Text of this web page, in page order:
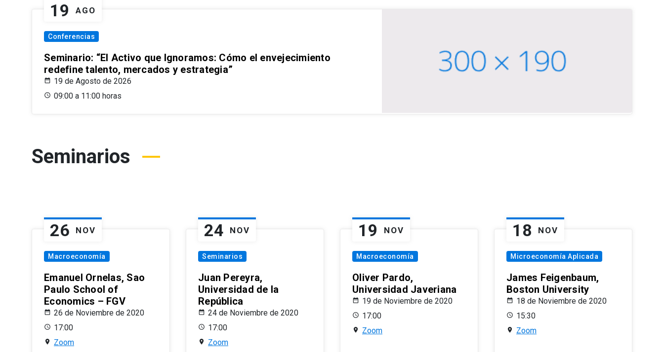
19 AGO
Conferencias
Seminario: “El Activo que Ignoramos: Cómo el envejecimiento
redefine talento, mercados y estrategia”
19 de Agosto de 2026
09:00 a 11:00 horas
Seminarios
26 NOV
Macroeconomía
Emanuel Ornelas, Sao
Paulo School of
Economics – FGV
26 de Noviembre de 2020
17:00
Zoom
24 NOV
Seminarios
Juan Pereyra,
Universidad de la
República
24 de Noviembre de 2020
17:00
Zoom
19 NOV
Macroeconomía
Oliver Pardo,
Universidad Javeriana
19 de Noviembre de 2020
17:00
Zoom
18 NOV
Microeconomía Aplicada
James Feigenbaum,
Boston University
18 de Noviembre de 2020
15:30
Zoom